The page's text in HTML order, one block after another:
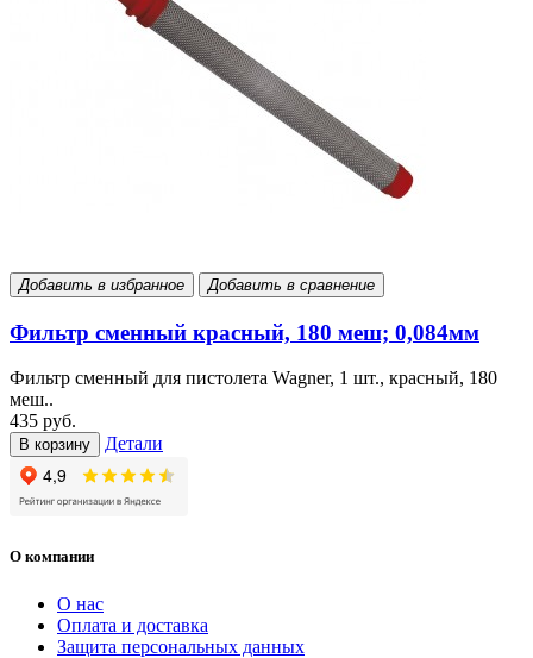
Добавить в избранное Добавить в сравнение
Фильтр сменный красный, 180 меш; 0,084мм
Фильтр сменный для пистолета Wagner, 1 шт., красный, 180
меш..
435 руб.
В корзину Детали
О компании
О нас
Оплата и доставка
Защита персональных данных